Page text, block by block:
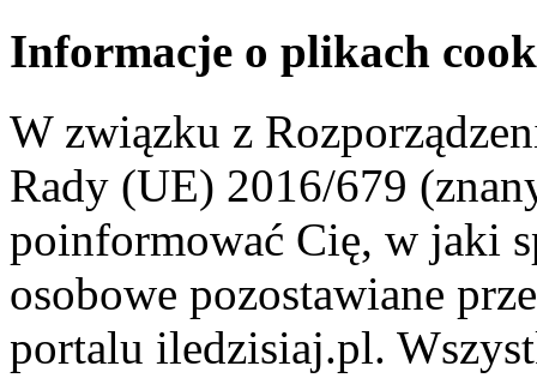
Informacje o plikach
W związku z
Rady (UE) 2016/679
poinformować Cię, w jaki
osobowe pozostawiane
portalu iledzisiaj.pl.